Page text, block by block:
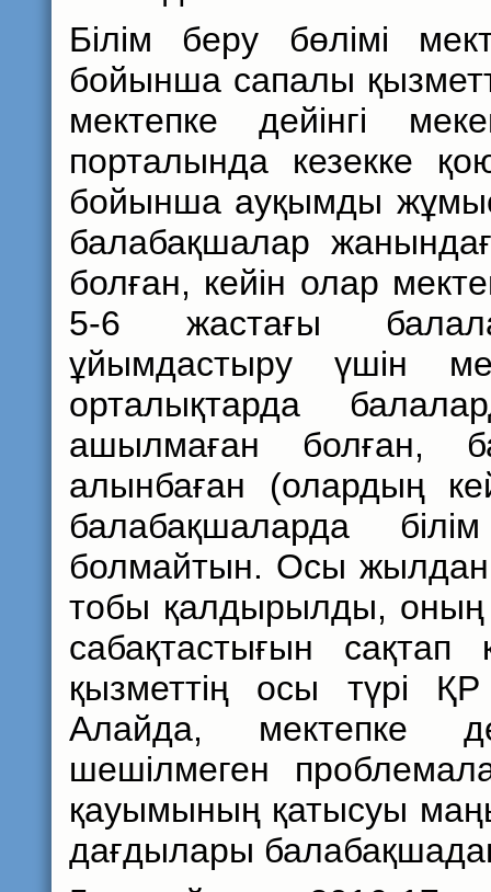
Білім беру бөлімі
бойынша сапалы
мектепке дейінгі
порталында кезекке
бойынша ауқымды
балабақшалар
болған, кейін олар
5-6 жастағы
ұйымдастыру үшін
орталықтарда
ашылмаған болған,
алынбаған (олардың
балабақшаларда
болмайтын. Осы жылдан
тобы қалдырылды, оның
сабақтастығын сақтап
қызметтің осы түрі ҚР
Алайда, мектепке
шешілмеген
қауымының қатысуы
дағдылары